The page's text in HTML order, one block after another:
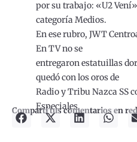
por su trabajo: «U2
categoría Medios.
En ese rubro, JWT
En TV no se
entregaron estatuillas
quedó con los oros de
Radio y Tribu Nazca SS
Especiales,
Compartí tus comentarios en